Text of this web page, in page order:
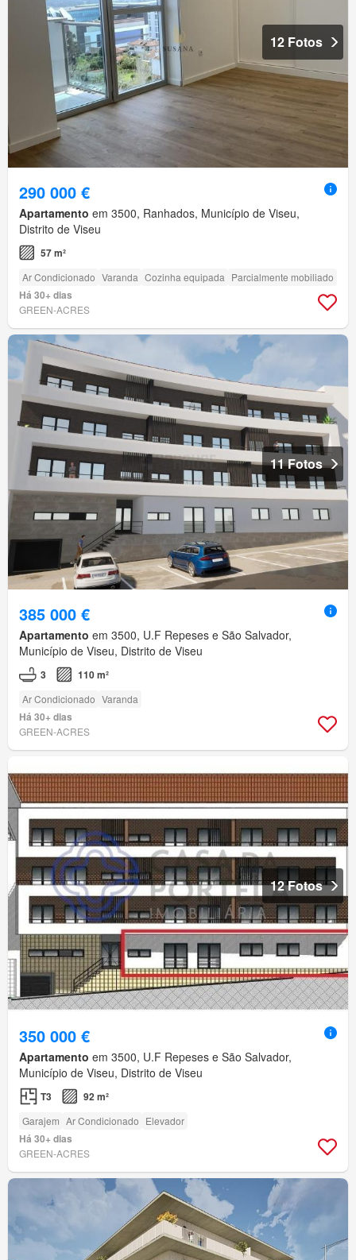
12 Fotos
290 000 €
Apartamento em 3500, Ranhados, Município de Viseu,
Distrito de Viseu
57 m²
Ar Condicionado Varanda Cozinha equipada Parcialmente mobiliado
Há 30+ dias
GREEN-ACRES
11 Fotos
385 000 €
Apartamento em 3500, U.F Repeses e São Salvador,
Município de Viseu, Distrito de Viseu
3 110 m²
Ar Condicionado Varanda
Há 30+ dias
GREEN-ACRES
12 Fotos
350 000 €
Apartamento em 3500, U.F Repeses e São Salvador,
Município de Viseu, Distrito de Viseu
T3 92 m²
Garajem Ar Condicionado Elevador
Há 30+ dias
GREEN-ACRES